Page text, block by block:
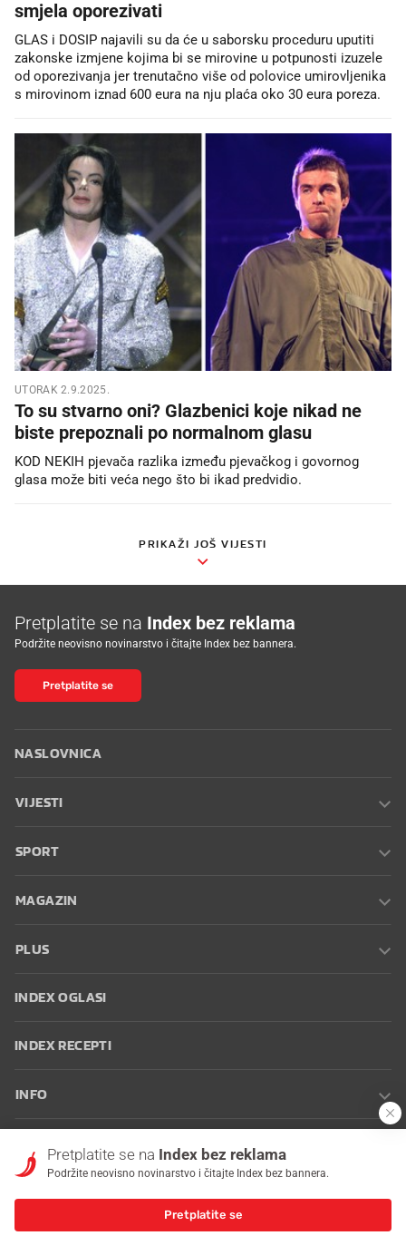
smjela oporezivati
GLAS i DOSIP najavili su da će u saborsku proceduru uputiti
zakonske izmjene kojima bi se mirovine u potpunosti izuzele
od oporezivanja jer trenutačno više od polovice umirovljenika
s mirovinom iznad 600 eura na nju plaća oko 30 eura poreza.
UTORAK 2.9.2025.
To su stvarno oni? Glazbenici koje nikad ne
biste prepoznali po normalnom glasu
KOD NEKIH pjevača razlika između pjevačkog i govornog
glasa može biti veća nego što bi ikad predvidio.
PRIKAŽI JOŠ VIJESTI
Pretplatite se na Index bez reklama
Podržite neovisno novinarstvo i čitajte Index bez bannera.
Pretplatite se
NASLOVNICA
VIJESTI
SPORT
MAGAZIN
PLUS
INDEX OGLASI
INDEX RECEPTI
INFO
korištenja
Postavke kolačića
© 2026 Index
Pretplatite se na Index bez reklama
Podržite neovisno novinarstvo i čitajte Index bez bannera.
Pretplatite se